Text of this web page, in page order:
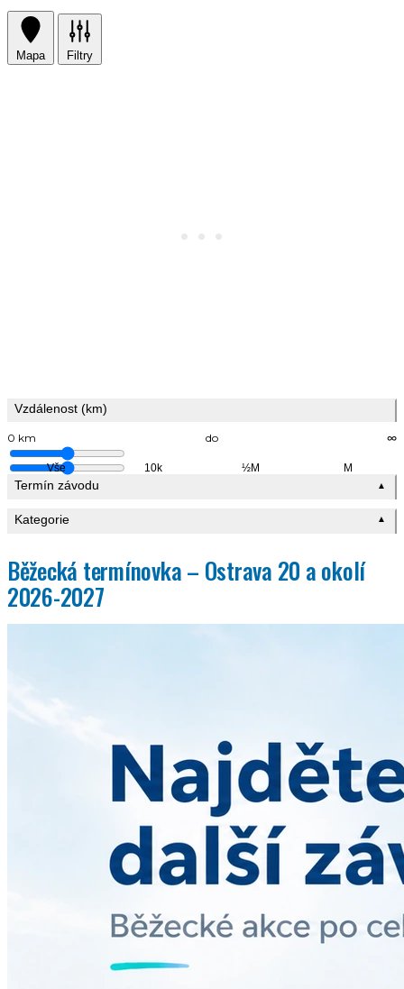
Mapa Filtry
Vzdálenost (km)
0 km do ∞
Vše 10k ½M M
Termín závodu ▲
Kategorie ▲
Běžecká termínovka – Ostrava 20 a okolí
2026-2027